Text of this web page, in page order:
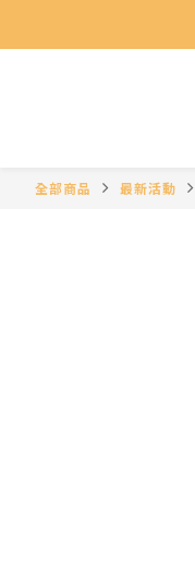
全部商品 最新活動